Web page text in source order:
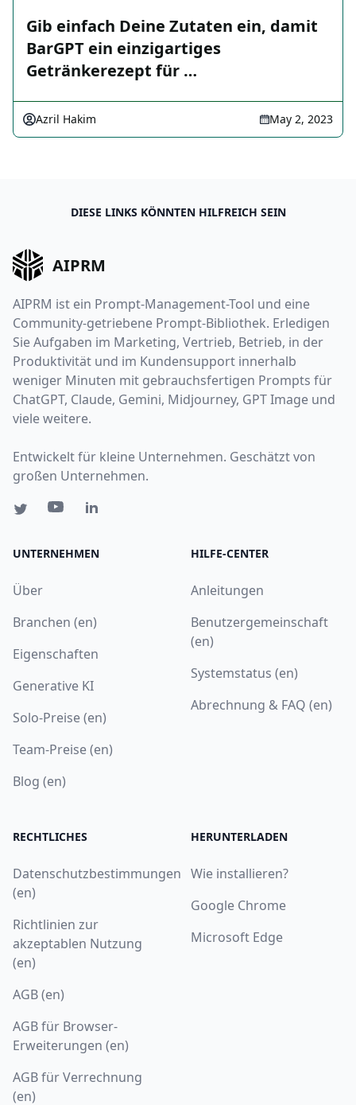
Gib einfach Deine Zutaten ein, damit
BarGPT ein einzigartiges
Getränkerezept für …
Azril Hakim May 2, 2023
DIESE LINKS KÖNNTEN HILFREICH SEIN
AIPRM
AIPRM ist ein Prompt-Management-Tool und eine
Community-getriebene Prompt-Bibliothek. Erledigen
Sie Aufgaben im Marketing, Vertrieb, Betrieb, in der
Produktivität und im Kundensupport innerhalb
weniger Minuten mit gebrauchsfertigen Prompts für
ChatGPT, Claude, Gemini, Midjourney, GPT Image und
viele weitere.
Entwickelt für kleine Unternehmen. Geschätzt von
großen Unternehmen.
UNTERNEHMEN
Über
Branchen (en)
Eigenschaften
Generative KI
Solo-Preise (en)
Team-Preise (en)
Blog (en)
HILFE-CENTER
Anleitungen
Benutzergemeinschaft
(en)
Systemstatus (en)
Abrechnung & FAQ (en)
RECHTLICHES
Datenschutzbestimmungen
(en)
Richtlinien zur
akzeptablen Nutzung
(en)
AGB (en)
AGB für Browser-
Erweiterungen (en)
AGB für Verrechnung
(en)
HERUNTERLADEN
Wie installieren?
Google Chrome
Microsoft Edge